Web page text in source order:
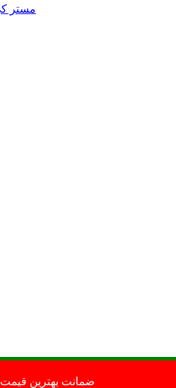
ضمانت بهترین قیمت